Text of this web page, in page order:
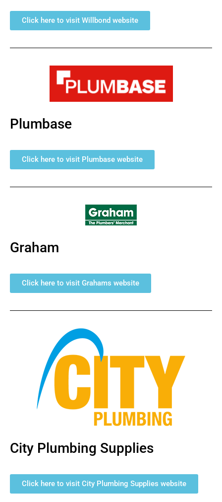
Click here to visit Willbond website
Plumbase
Click here to visit Plumbase website
Graham
Click here to visit Grahams website
City Plumbing Supplies
Click here to visit City Plumbing Supplies website